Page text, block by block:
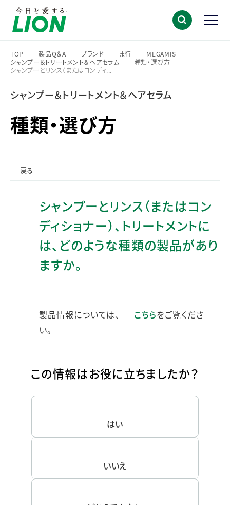
TOP
>
製品Q＆A
>
ブランド
>
ま行
>
MEGAMIS
シャンプー＆トリートメント＆ヘアセラム
種類・選び方
シャンプーとリンス（またはコンディ...
シャンプー＆トリートメント＆ヘアセラム
種類・選び方
戻る
シャンプーとリンス（またはコン
ディショナー）、トリートメントに
は、どのような種類の製品があり
ますか。
製品情報については、 こちらをご覧くださ
い。
この情報はお役に立ちましたか？
はい
いいえ